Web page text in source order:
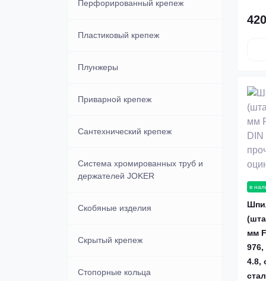
Перфорированный крепеж
Пластиковый крепеж
Плунжеры
Приварной крепеж
Сантехнический крепеж
Система хромированных труб и
держателей JOKER
Скобяные изделия
Скрытый крепеж
Стопорные кольца
в
мм
976,
4.8,